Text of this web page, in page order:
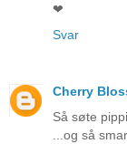
❤
Svar
Cherry
Så søte
...og så